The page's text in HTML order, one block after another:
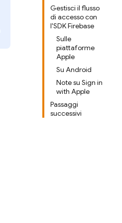
Gestisci il flusso
di accesso con
l'SDK Firebase
Sulle
piattaforme
Apple
Su Android
Note su Sign in
with Apple
Passaggi
successivi